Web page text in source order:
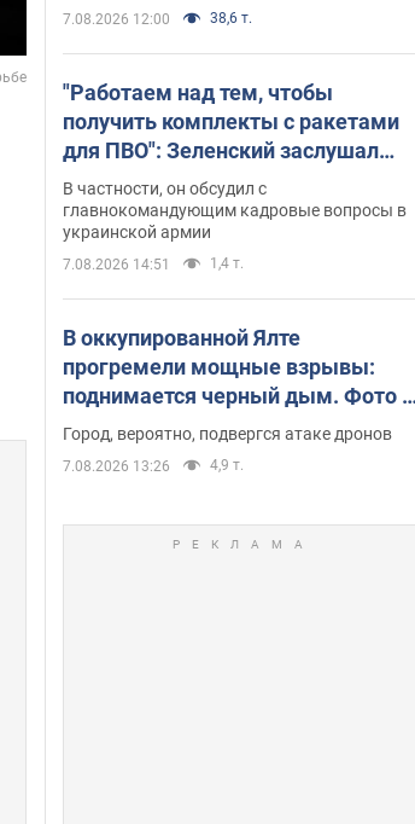
7.08.2026 12:00 38,6 т.
"Работаем над тем, чтобы
получить комплекты с ракетами
для ПВО": Зеленский заслушал
доклад Драпатого и объявил о
новых мерах
В частности, он обсудил с
главнокомандующим кадровые вопросы в
украинской армии
7.08.2026 14:51 1,4 т.
В оккупированной Ялте
прогремели мощные взрывы:
поднимается черный дым. Фото и
видео
Город, вероятно, подвергся атаке дронов
7.08.2026 13:26 4,9 т.